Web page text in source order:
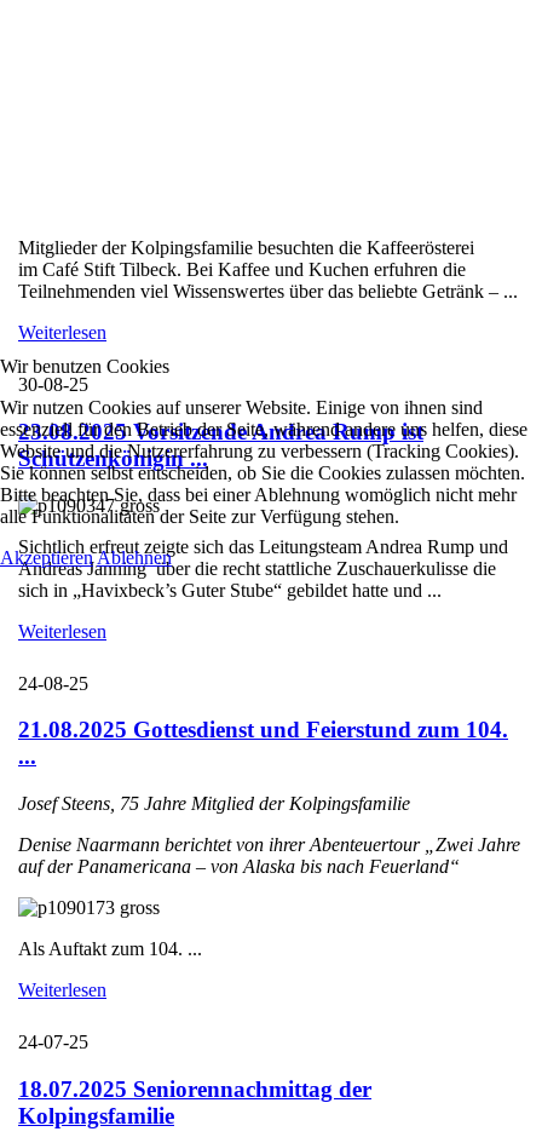
Mitglieder der Kolpingsfamilie besuchten die Kaffeerösterei
im Café Stift Tilbeck. Bei Kaffee und Kuchen erfuhren die
Teilnehmenden viel Wissenswertes über das beliebte Getränk – ...
Weiterlesen
30-08-25
23.08.2025 Vorsitzende Andrea Rump ist
Schützenkönigin ...
Sichtlich erfreut zeigte sich das Leitungsteam Andrea Rump und
Andreas Janning über die recht stattliche Zuschauerkulisse die
sich in „Havixbeck’s Guter Stube“ gebildet hatte und ...
Weiterlesen
24-08-25
21.08.2025 Gottesdienst und Feierstund zum 104.
...
Josef Steens, 75 Jahre Mitglied der Kolpingsfamilie
Denise Naarmann berichtet von ihrer Abenteuertour „Zwei Jahre
auf der Panamericana – von Alaska bis nach Feuerland“
Als Auftakt zum 104. ...
Weiterlesen
24-07-25
18.07.2025 Seniorennachmittag der
Kolpingsfamilie
Wir benutzen Cookies
Wir nutzen Cookies auf unserer Website. Einige von ihnen sind
essenziell für den Betrieb der Seite, während andere uns helfen, diese
Website und die Nutzererfahrung zu verbessern (Tracking Cookies).
Sie können selbst entscheiden, ob Sie die Cookies zulassen möchten.
Bitte beachten Sie, dass bei einer Ablehnung womöglich nicht mehr
alle Funktionalitäten der Seite zur Verfügung stehen.
AkzeptierenAblehnen